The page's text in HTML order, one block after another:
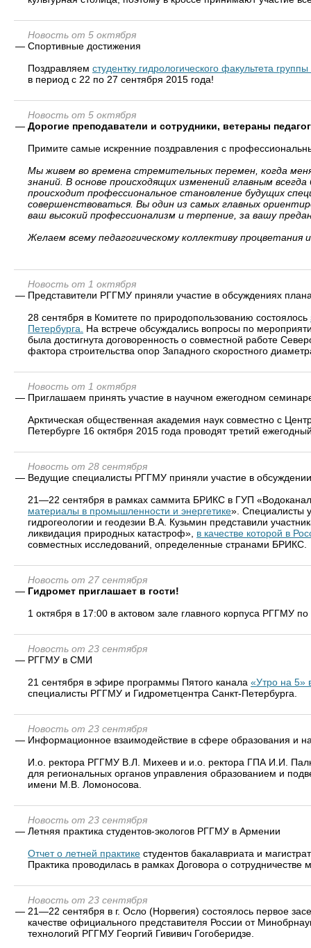
Новость от 5 октября
— Спортивные достижения
Поздравляем студентку гидрологического факультета
в период с 22 по 27 сентября 2015 года!
Новость от 5 октября
— Дорогие преподаватели и сотрудники, ветераны
Примите самые искренние поздравления с
Мы живем во времена стремительных перемен, когда
знаний. В основе происходящих изменений главным
происходит профессиональное становление будущих
совершенствоваться. Вы один из самых главных
ваш высокий профессионализм и терпение, за вашу
Желаем всему педагогическому коллективу процветания
Новость от 1 октября
— Представители РГГМУ приняли участие в обсуждениях
28 сентября в Комитете по природопользованию состоялось
Петербурга.
На встрече обсуждались вопросы по
была достигнута договоренность о совместной работе
фактора строительства опор Западного скоростного
Новость от 1 октября
— Приглашаем принять участие в научном ежегодном
Арктическая общественная академия наук совместно с
Петербурге 16 октября 2015 года проводят третий
Новость от 28 сентября
— Ведущие специалисты РГГМУ приняли участие в
21—22 сентября в рамках саммита БРИКС в ГУП
материалы в промышленности и энергетике». Специалисты
гидрогеологии и геодезии В.А. Кузьмин представили
ликвидация природных катастроф», в качестве которой в
совместных исследований, определенные странами БРИКС.
Новость от 27 сентября
— Гидромет приглашает в гости!
1 октября в 17:00 в актовом зале главного корпуса РГГМУ
Новость от 23 сентября
— РГГМУ в СМИ
21 сентября в эфире программы Пятого канала «Утро на 5»
специалисты РГГМУ и Гидрометцентра Санкт-Петербурга.
Новость от 23 сентября
— Информационное взаимодействие в сфере образования и
И.о. ректора РГГМУ В.Л. Михеев и и.о. ректора ГПА И.И.
для региональных органов управления образованием и
имени М.В. Ломоносова.
Новость от 23 сентября
— Летняя практика студентов-экологов РГГМУ в Армении
Отчет о летней практике студентов бакалавриата и
Практика проводилась в рамках Договора о
Новость от 23 сентября
— 21—22 сентября в г. Осло (Норвегия) состоялось первое
качестве официального представителя России от
технологий РГГМУ Георгий Гививич Гогоберидзе.